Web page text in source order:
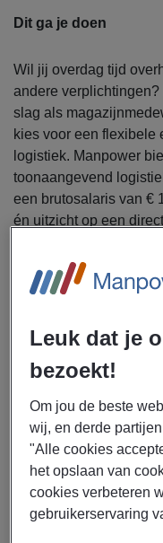
Dit ga je doen
Wil jij overdag tijd
andere
slag als
kies voor een flexibele
logistiek. Manpower
toonaangevend
een brutosalaris van €
én uitzicht op een
Voor UPS in
middagdienst.
Let op! In deze functie
Als
team, wat zorgt voor
en gezelligheid. In
nauwkeurig en met
volgende
Leuk dat je
bezoekt!
Om jou de beste
wij, en derde
"Alle cookies
het opslaan van
cookies verbeteren
gebruikerservaring